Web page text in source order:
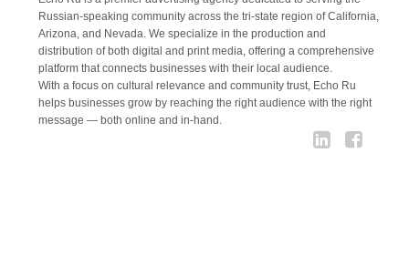
Russian-speaking community across the tri-state region of California,
Arizona, and Nevada. We specialize in the production and
distribution of both digital and print media, offering a comprehensive
platform that connects businesses with their local audience.
With a focus on cultural relevance and community trust, Echo Ru
helps businesses grow by reaching the right audience with the right
message — both online and in-hand.